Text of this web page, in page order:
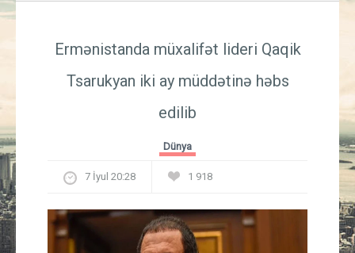
İqtisadiyyat
Mədəniyyət
Ermənistanda müxalifət lideri Qaqik
Tsarukyan iki ay müddətinə həbs
edilib
Dünya
7 İyul 20:28 1 918